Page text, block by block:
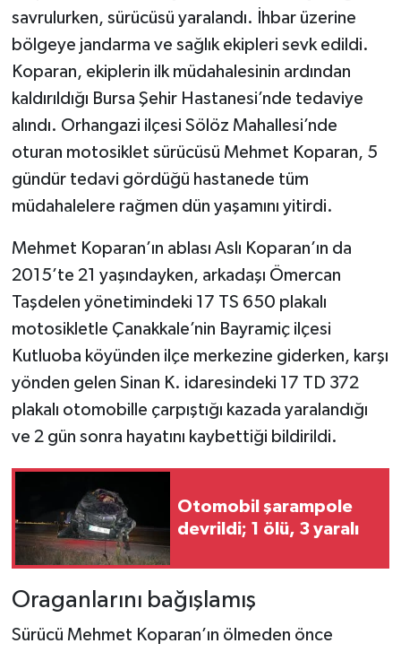
savrulurken, sürücüsü yaralandı. İhbar üzerine
bölgeye jandarma ve sağlık ekipleri sevk edildi.
Koparan, ekiplerin ilk müdahalesinin ardından
kaldırıldığı Bursa Şehir Hastanesi’nde tedaviye
alındı. Orhangazi ilçesi Sölöz Mahallesi’nde
oturan motosiklet sürücüsü Mehmet Koparan, 5
gündür tedavi gördüğü hastanede tüm
müdahalelere rağmen dün yaşamını yitirdi.
Mehmet Koparan’ın ablası Aslı Koparan’ın da
2015’te 21 yaşındayken, arkadaşı Ömercan
Taşdelen yönetimindeki 17 TS 650 plakalı
motosikletle Çanakkale’nin Bayramiç ilçesi
Kutluoba köyünden ilçe merkezine giderken, karşı
yönden gelen Sinan K. idaresindeki 17 TD 372
plakalı otomobille çarpıştığı kazada yaralandığı
ve 2 gün sonra hayatını kaybettiği bildirildi.
Otomobil şarampole
devrildi; 1 ölü, 3 yaralı
Oraganlarını bağışlamış
Sürücü Mehmet Koparan’ın ölmeden önce